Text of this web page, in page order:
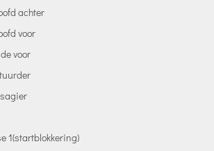
achter
voor
voor
1(startblokkering)